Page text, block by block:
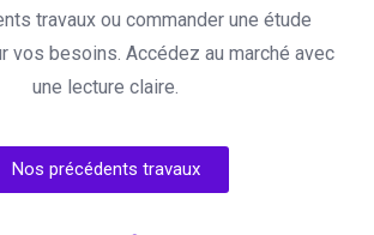
travaux ou commander une étude
vos besoins. Accédez au marché avec
une lecture claire.
Nos précédents travaux